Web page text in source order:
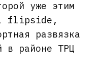
уже этим
flipside,
развязка
в районе ТРЦ